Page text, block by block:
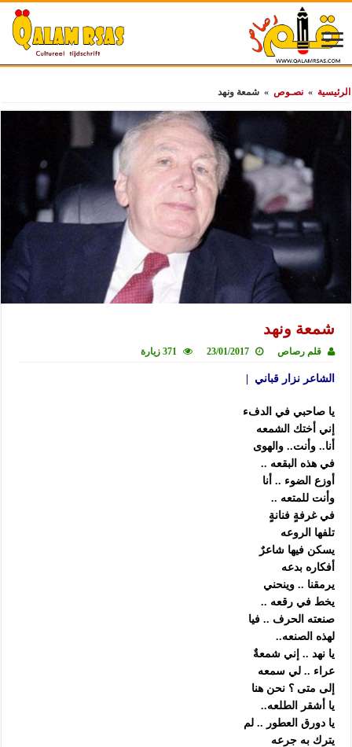
الرئيسية » نصـوص » شمعة ونهد
شمعة ونهد
قلم رصاص 23/01/2017 371 زيارة
الشاعر نزار قباني |
يا صاحبي في الدفء
إني أختك الشمعه
أنا.. وأنت.. والهوى
في هذه البقعه ..
أوزع الضوء .. أنا
وأنت للمتعه ..
في غرفةٍ فنانةٍ
تلفها الروعه
يسكن فيها شاعرٌ
أفكاره بدعه
يرمقنا .. وينحني
يخط في رقعه ..
صنعته الحرف .. فيا
لهذه الصنعه..
يا نهد .. إني شمعةٌ
عراء .. لي سمعه
إلى متى ؟ نحن هنا
يا أشقر الطلعه..
يا دورق العطور .. لم
يترك به جرعه